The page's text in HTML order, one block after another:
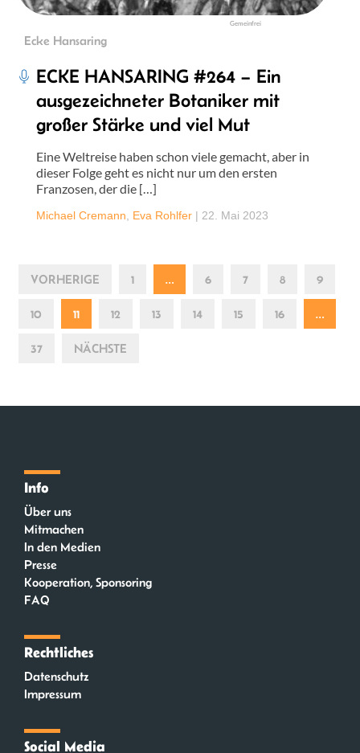
Gemeinfrei
Ecke Hansaring
ECKE HANSARING #264 – Ein
ausgezeichneter Botaniker mit
großer Stärke und viel Mut
Eine Weltreise haben schon viele gemacht, aber in
dieser Folge geht es nicht nur um den ersten
Franzosen, der die […]
Michael Cremann Eva Rohlfer | 22. Mai 2023
VORHERIGE 1 … 6 7 8 9
10 11 12 13 14 15 16 …
37 NÄCHSTE
Info
Über uns
Mitmachen
In den Medien
Presse
Kooperation, Sponsoring
FAQ
Rechtliches
Datenschutz
Impressum
Social Media